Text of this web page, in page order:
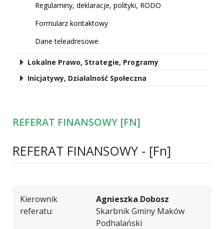
Regulaminy, deklaracje, polityki, RODO
Formularz kontaktowy
Dane teleadresowe
Lokalne Prawo, Strategie, Programy
Inicjatywy, Działalność Społeczna
REFERAT FINANSOWY [FN]
REFERAT FINANSOWY - [Fn]
Kierownik
referatu:
Agnieszka Dobosz
Skarbnik Gminy Maków
Podhalański